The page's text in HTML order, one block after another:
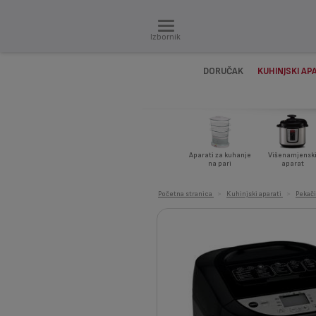
Izbornik
DORUČAK KUHINJSKI
Aparati za kuhanje
na pari
Višenamjenski
aparat
Početna stranica Kuhinjski aparati